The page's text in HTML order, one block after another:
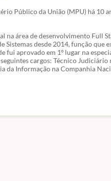
Público da União (MPU) há 10
na área de desenvolvimento
Sistemas desde 2014, função
fui aprovado em 1º lugar na
cargos: Técnico
da Informação na Companhia